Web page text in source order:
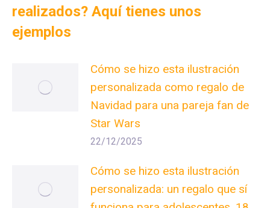
realizados? Aquí tienes unos
ejemplos
Cómo se hizo esta ilustración
personalizada como regalo de
Navidad para una pareja fan de
Star Wars
22/12/2025
Cómo se hizo esta ilustración
personalizada: un regalo que sí